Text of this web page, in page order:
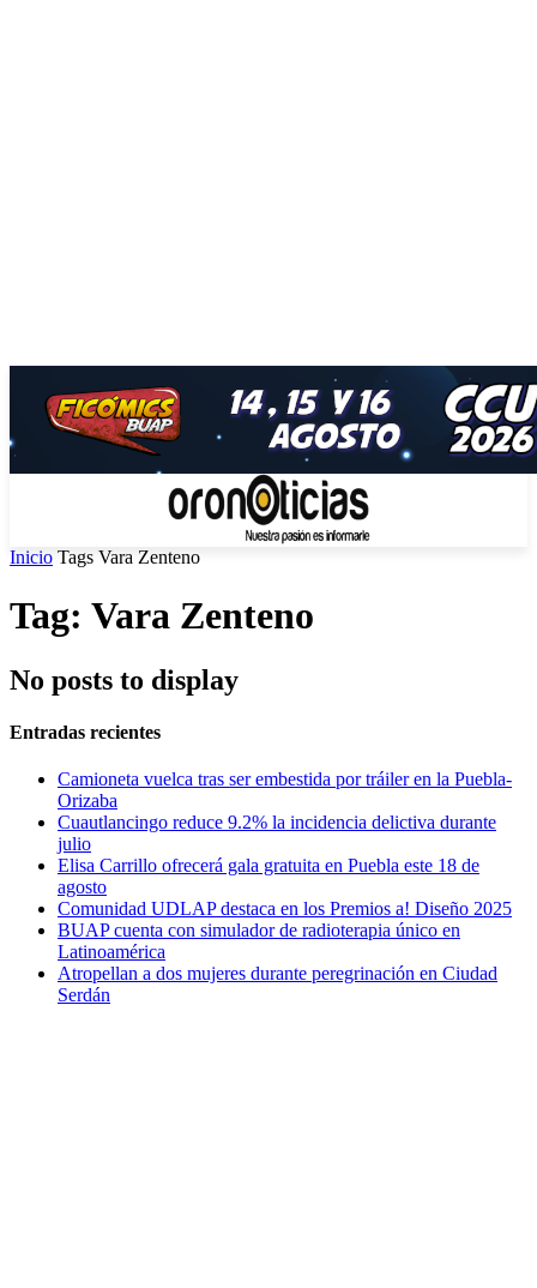
Inicio Tags Vara Zenteno
Tag: Vara Zenteno
No posts to display
Entradas recientes
Camioneta vuelca tras ser embestida por tráiler en la Puebla-
Orizaba
Cuautlancingo reduce 9.2% la incidencia delictiva durante
julio
Elisa Carrillo ofrecerá gala gratuita en Puebla este 18 de
agosto
Comunidad UDLAP destaca en los Premios a! Diseño 2025
BUAP cuenta con simulador de radioterapia único en
Latinoamérica
Atropellan a dos mujeres durante peregrinación en Ciudad
Serdán